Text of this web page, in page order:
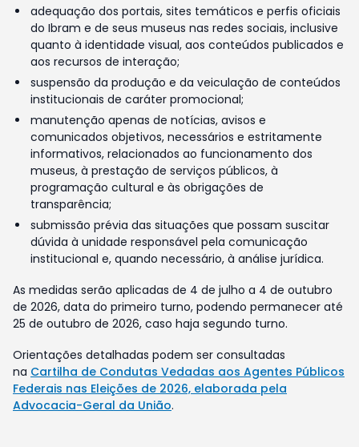
adequação dos portais, sites temáticos e perfis oficiais
do Ibram e de seus museus nas redes sociais, inclusive
quanto à identidade visual, aos conteúdos publicados e
aos recursos de interação;
suspensão da produção e da veiculação de conteúdos
institucionais de caráter promocional;
manutenção apenas de notícias, avisos e
comunicados objetivos, necessários e estritamente
informativos, relacionados ao funcionamento dos
museus, à prestação de serviços públicos, à
programação cultural e às obrigações de
transparência;
submissão prévia das situações que possam suscitar
dúvida à unidade responsável pela comunicação
institucional e, quando necessário, à análise jurídica.
As medidas serão aplicadas de 4 de julho a 4 de outubro
de 2026, data do primeiro turno, podendo permanecer até
25 de outubro de 2026, caso haja segundo turno.
Orientações detalhadas podem ser consultadas
na Cartilha de Condutas Vedadas aos Agentes Públicos
Federais nas Eleições de 2026, elaborada pela
Advocacia-Geral da União.